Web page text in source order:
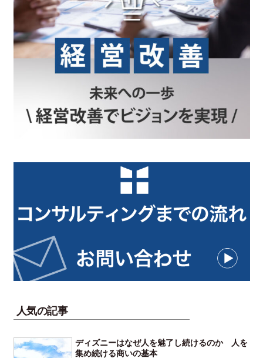
人気の記事
ディズニーはなぜ人を魅了し続けるのか 人を
集め続ける商いの基本